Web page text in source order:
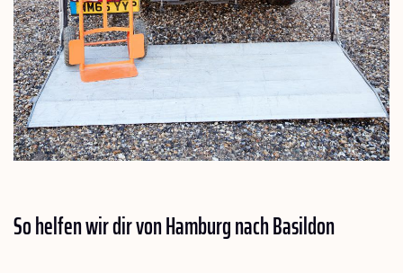
So helfen wir dir von Hamburg nachBasildon